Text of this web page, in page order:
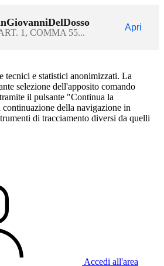
1, COMMA 55...
Apri
tecnici e statistici anonimizzati. La
selezione dell'apposito comando
il pulsante "Continua la
della navigazione in
di tracciamento diversi da quelli
Accedi all'area